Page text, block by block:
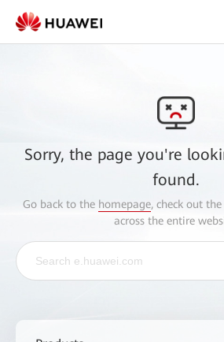
Sorry, the page you're
found.
Go back to the homepage, check out
across the entire